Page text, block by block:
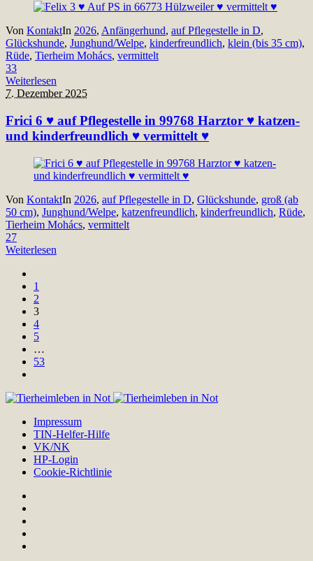
Von KontaktIn 2026, Anfängerhund, auf Pflegestelle in D,
Glückshunde, Junghund/Welpe, kinderfreundlich, klein (bis 35 cm),
Rüde, Tierheim Mohács, vermittelt
33
Weiterlesen
7. Dezember 2025
Frici 6 ♥ auf Pflegestelle in 99768 Harztor ♥ katzen-
und kinderfreundlich ♥ vermittelt ♥
Von KontaktIn 2026, auf Pflegestelle in D, Glückshunde, groß (ab
50 cm), Junghund/Welpe, katzenfreundlich, kinderfreundlich, Rüde,
Tierheim Mohács, vermittelt
27
Weiterlesen
1
2
3
4
5
…
53
Impressum
TIN-Helfer-Hilfe
VK/NK
HP-Login
Cookie-Richtlinie